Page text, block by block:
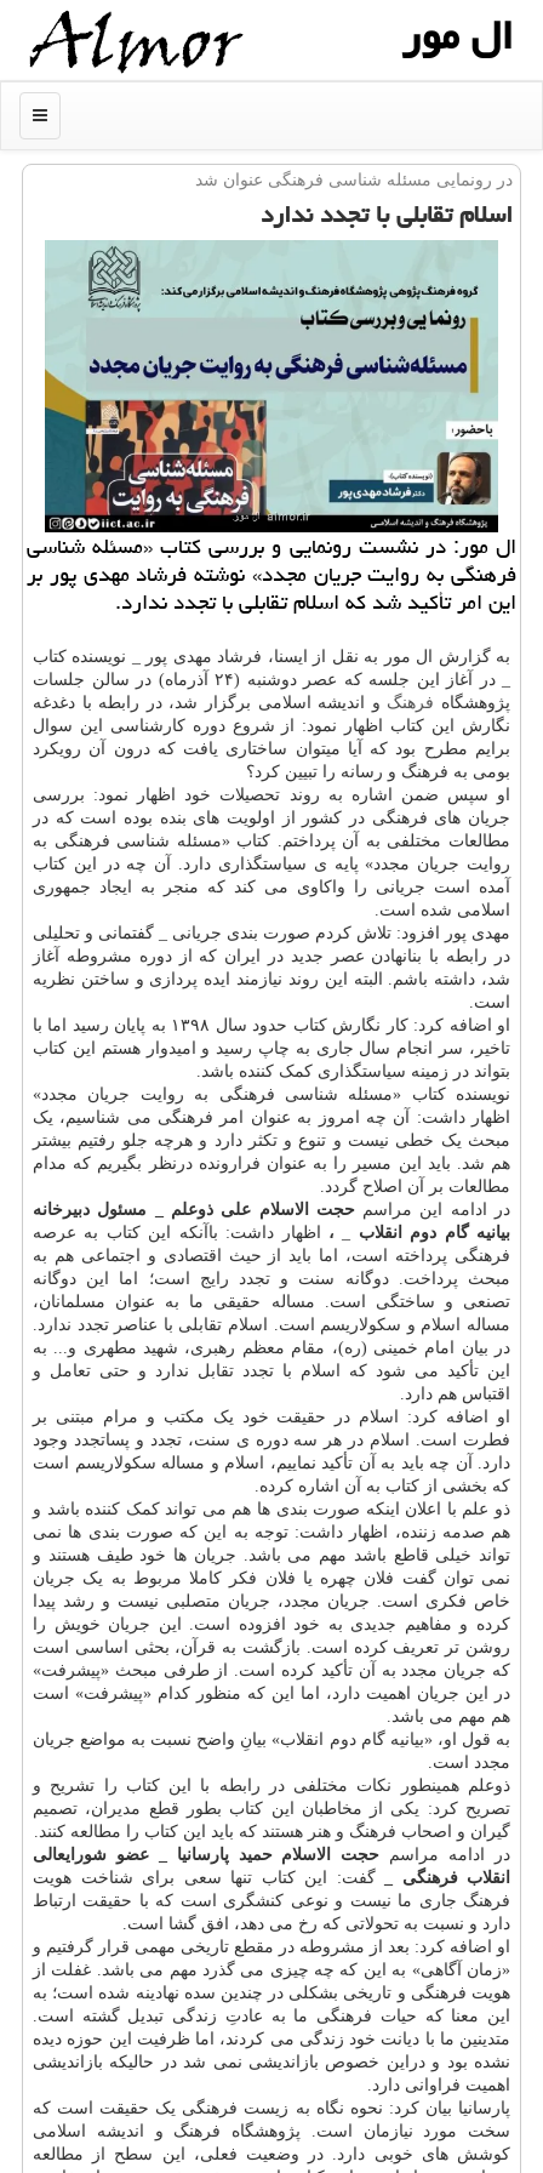
ال مور
منو
در رونمایی مسئله شناسی فرهنگی عنوان شد
اسلام تقابلی با تجدد ندارد
ال مور: در نشست رونمایی و بررسی کتاب «مسئله شناسی
فرهنگی به روایت جریان مجدد» نوشته فرشاد مهدی پور بر
این امر تأکید شد که اسلام تقابلی با تجدد ندارد.
به گزارش ال مور به نقل از ایسنا، فرشاد مهدی پور _ نویسنده کتاب
_ در آغاز این جلسه که عصر دوشنبه (۲۴ آذرماه) در سالن جلسات
پژوهشگاه فرهنگ و اندیشه اسلامی برگزار شد، در رابطه با دغدغه
نگارش این کتاب اظهار نمود: از شروع دوره کارشناسی این سوال
برایم مطرح بود که آیا میتوان ساختاری یافت که درون آن رویکرد
بومی به فرهنگ و رسانه را تبیین کرد؟
او سپس ضمن اشاره به روند تحصیلات خود اظهار نمود: بررسی
جریان های فرهنگی در کشور از اولویت های بنده بوده است که در
مطالعات مختلفی به آن پرداختم. کتاب «مسئله شناسی فرهنگی به
روایت جریان مجدد» پایه ی سیاستگذاری دارد. آن چه در این کتاب
آمده است جریانی را واکاوی می کند که منجر به ایجاد جمهوری
اسلامی شده است.
مهدی پور افزود: تلاش کردم صورت بندی جریانی _ گفتمانی و تحلیلی
در رابطه با بنانهادن عصر جدید در ایران که از دوره مشروطه آغاز
شد، داشته باشم. البته این روند نیازمند ایده پردازی و ساختن نظریه
است.
او اضافه کرد: کار نگارش کتاب حدود سال ۱۳۹۸ به پایان رسید اما با
تاخیر، سر انجام سال جاری به چاپ رسید و امیدوار هستم این کتاب
بتواند در زمینه سیاستگذاری کمک کننده باشد.
نویسنده کتاب «مسئله شناسی فرهنگی به روایت جریان مجدد»
اظهار داشت: آن چه امروز به عنوان امر فرهنگی می شناسیم، یک
مبحث یک خطی نیست و تنوع و تکثر دارد و هرچه جلو رفتیم بیشتر
هم شد. باید این مسیر را به عنوان فرارونده درنظر بگیریم که مدام
مطالعات بر آن اصلاح گردد.
در ادامه این مراسمحجت الاسلام علی ذوعلم _ مسئول دبیرخانه
بیانیه گام دوم انقلاب
،
اظهار داشت: باآنکه این کتاب به عرصه
فرهنگی پرداخته است، اما باید از حیث اقتصادی و اجتماعی هم به
مبحث پرداخت. دوگانه سنت و تجدد رایج است؛ اما این دوگانه
تصنعی و ساختگی است. مساله حقیقی ما به عنوان مسلمانان،
مساله اسلام و سکولاریسم است. اسلام تقابلی با عناصر تجدد ندارد.
در بیان امام خمینی (ره)، مقام معظم رهبری، شهید مطهری و... به
این تأکید می شود که اسلام با تجدد تقابل ندارد و حتی تعامل و
اقتباس هم دارد.
او اضافه کرد: اسلام در حقیقت خود یک مکتب و مرام مبتنی بر
فطرت است. اسلام در هر سه دوره ی سنت، تجدد و پساتجدد وجود
دارد. آن چه باید به آن تأکید نماییم، اسلام و مساله سکولاریسم است
که بخشی از کتاب به آن اشاره کرده.
ذو علم با اعلان اینکه صورت بندی ها هم می تواند کمک کننده باشد و
هم صدمه زننده، اظهار داشت: توجه به این که صورت بندی ها نمی
تواند خیلی قاطع باشد مهم می باشد. جریان ها خود طیف هستند و
نمی توان گفت فلان چهره یا فلان فکر کاملا مربوط به یک جریان
خاص فکری است. جریان مجدد، جریان متصلبی نیست و رشد پیدا
کرده و مفاهیم جدیدی به خود افزوده است. این جریان خویش را
روشن تر تعریف کرده است. بازگشت به قرآن، بحثی اساسی است
که جریان مجدد به آن تأکید کرده است. از طرفی مبحث «پیشرفت»
در این جریان اهمیت دارد، اما این که منظور کدام «پیشرفت» است
هم مهم می باشد.
به قول او، «بیانیه گام دوم انقلاب» بیانِ واضح نسبت به مواضع جریان
مجدد است.
ذوعلم همینطور نکات مختلفی در رابطه با این کتاب را تشریح و
تصریح کرد: یکی از مخاطبان این کتاب بطور قطع مدیران، تصمیم
گیران و اصحاب فرهنگ و هنر هستند که باید این کتاب را مطالعه کنند.
در ادامه مراسم حجت الاسلام حمید پارسانیا _ عضو شورایعالی
انقلاب فرهنگی _گفت: این کتاب تنها سعی برای شناخت هویت
فرهنگ جاری ما نیست و نوعی کنشگری است که با حقیقت ارتباط
دارد و نسبت به تحولاتی که رخ می دهد، افق گشا است.
او اضافه کرد: بعد از مشروطه در مقطع تاریخی مهمی قرار گرفتیم و
«زمان آگاهی» به این که چه چیزی می گذرد مهم می باشد. غفلت از
هویت فرهنگی و تاریخی بشکلی در چندین سده نهادینه شده است؛ به
این معنا که حیات فرهنگی ما به عادتِ زندگی تبدیل گشته است.
متدینین ما با دیانت خود زندگی می کردند، اما ظرفیت این حوزه دیده
نشده بود و دراین خصوص بازاندیشی نمی شد در حالیکه بازاندیشی
اهمیت فراوانی دارد.
پارسانیا بیان کرد: نحوه نگاه به زیست فرهنگی یک حقیقت است که
سخت مورد نیازمان است. پژوهشگاه فرهنگ و اندیشه اسلامی
کوشش های خوبی دارد. در وضعیت فعلی، این سطح از مطالعه